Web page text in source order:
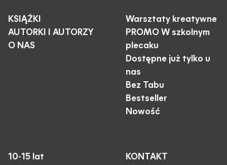
KSIĄŻKI
AUTORKI I AUTORZY
O NAS
Warsztaty kreatywne
PROMO W szkolnym
plecaku
Dostępne już tylko u
nas
Bez Tabu
Bestseller
Nowość
10-15 lat
KONTAKT